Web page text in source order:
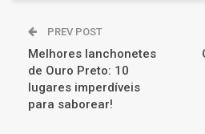
PREV POST
Melhores lanchonetes
de Ouro Preto: 10
lugares imperdíveis
para saborear!